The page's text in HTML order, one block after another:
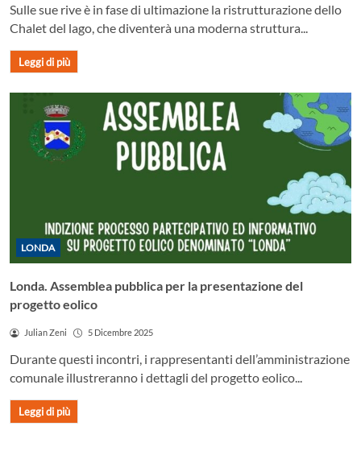
Sulle sue rive è in fase di ultimazione la ristrutturazione dello
Chalet del lago, che diventerà una moderna struttura...
Leggi di più
LONDA
Londa. Assemblea pubblica per la presentazione del
progetto eolico
Julian Zeni 5 Dicembre 2025
Durante questi incontri, i rappresentanti dell’amministrazione
comunale illustreranno i dettagli del progetto eolico...
Leggi di più